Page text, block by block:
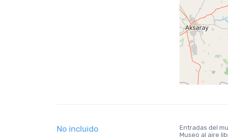
No incluido
Entradas del
Museo al aire